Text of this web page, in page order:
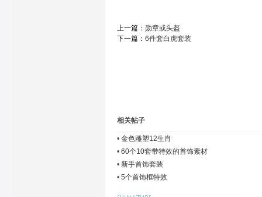
上一篇： 勋章或头盔
下一篇： 6件套白虎套装
相关帖子
• 金色雕塑12生肖
• 60个10套带特效的首饰素材
• 新手首饰套装
• 5个首饰框特效